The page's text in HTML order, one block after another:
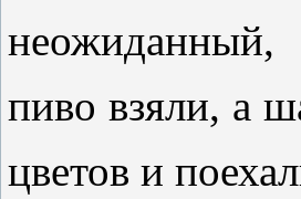
неожиданный,
пиво взяли, а
цветов и